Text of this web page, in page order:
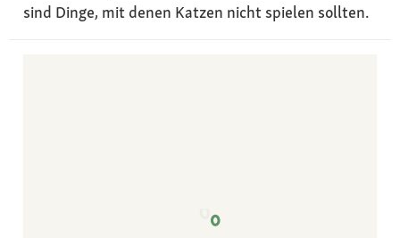
sind Dinge, mit denen Katzen nicht spielen sollten.